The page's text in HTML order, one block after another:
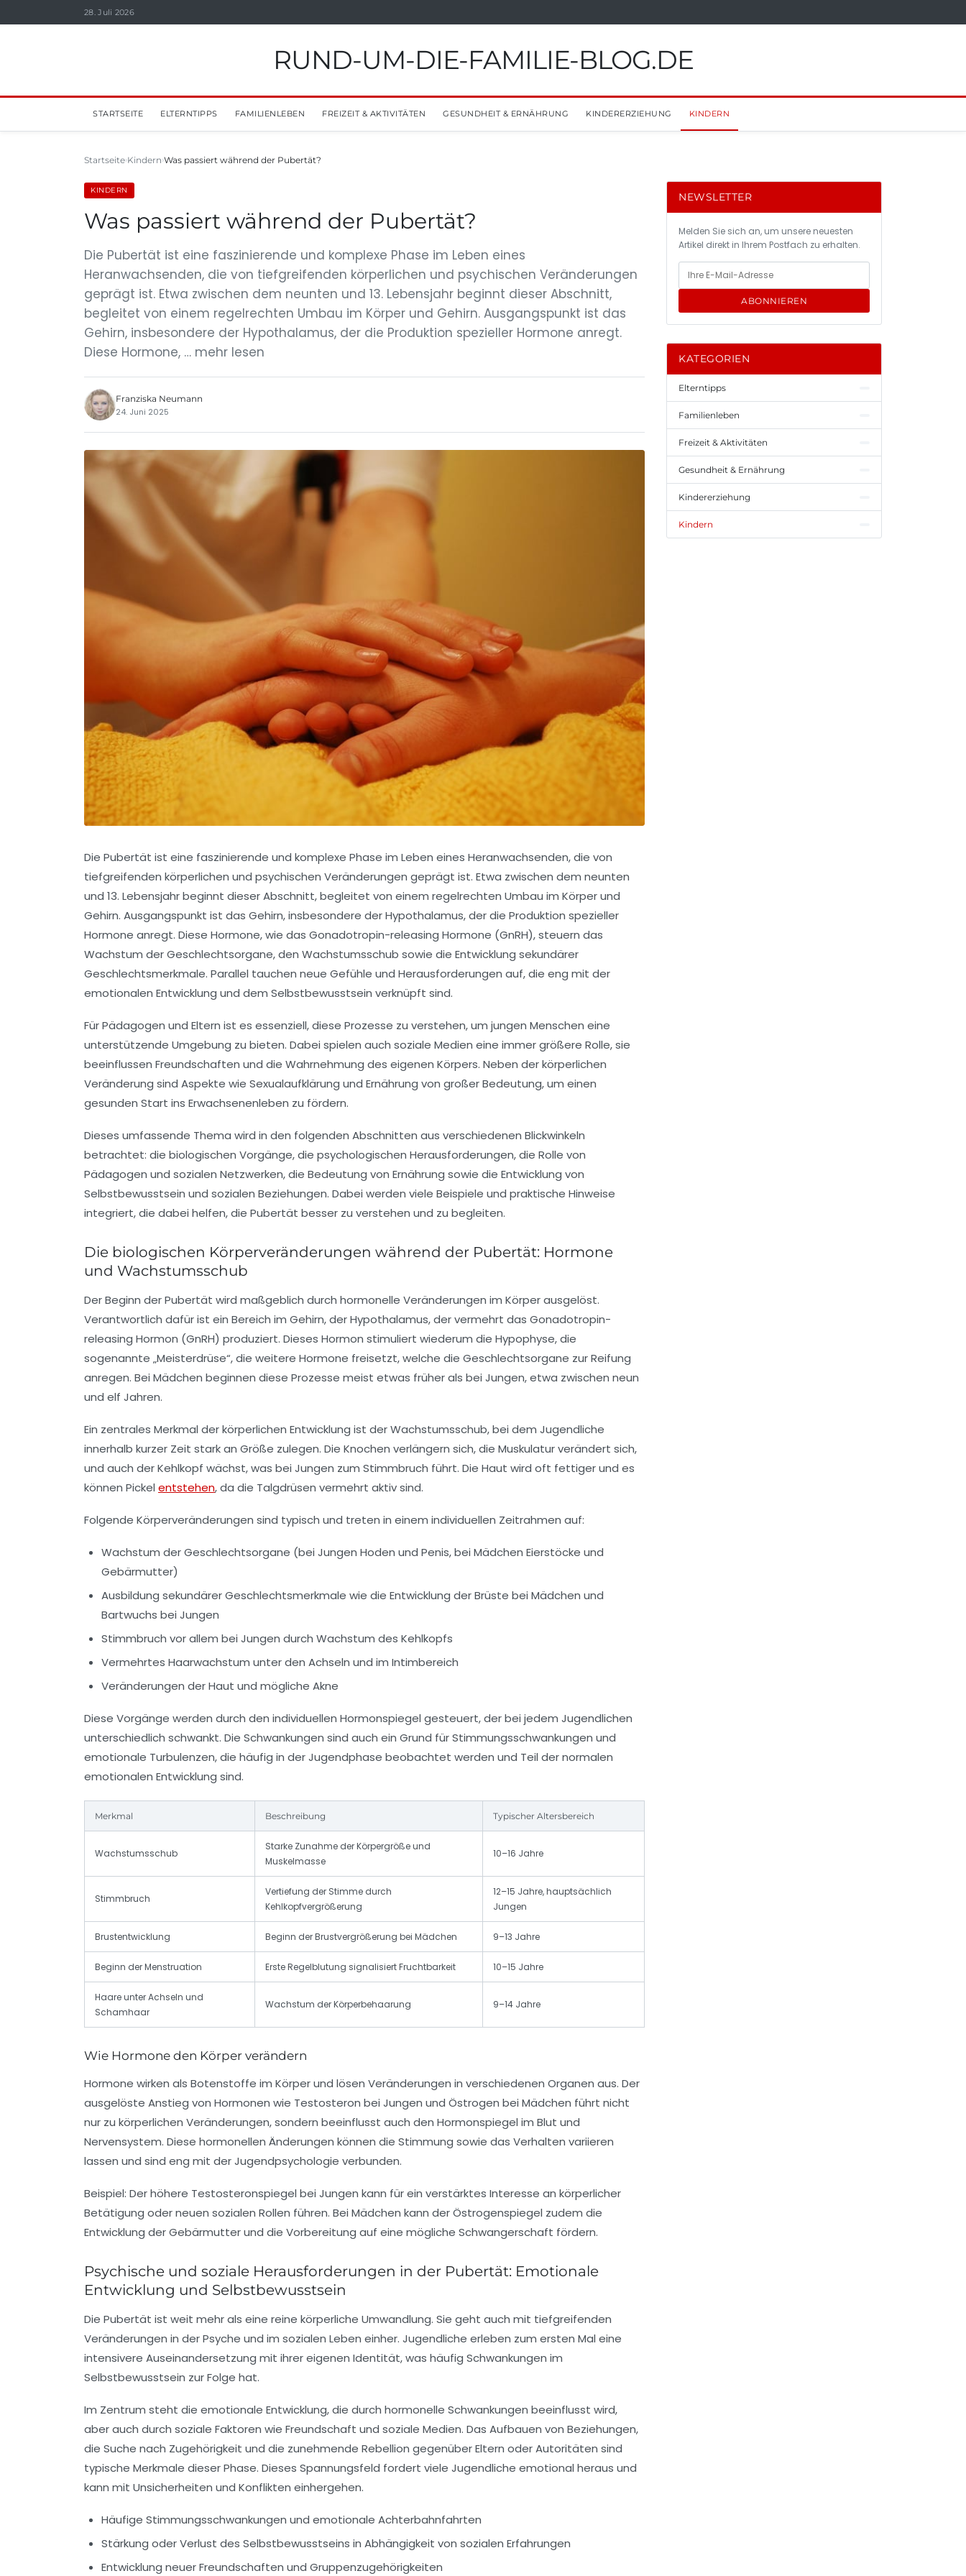
28. Juli 2026
RUND-UM-DIE-FAMILIE-BLOG.DE
STARTSEITE ELTERNTIPPS FAMILIENLEBEN FREIZEIT & AKTIVITÄTEN GESUNDHEIT & ERNÄHRUNG KINDERERZIEHUNG KINDERN
Startseite Kindern Was passiert während der Pubertät?
KINDERN
Was passiert während der Pubertät?
Die Pubertät ist eine faszinierende und komplexe Phase im Leben eines
Heranwachsenden, die von tiefgreifenden körperlichen und psychischen Veränderungen
geprägt ist. Etwa zwischen dem neunten und 13. Lebensjahr beginnt dieser Abschnitt,
begleitet von einem regelrechten Umbau im Körper und Gehirn. Ausgangspunkt ist das
Gehirn, insbesondere der Hypothalamus, der die Produktion spezieller Hormone anregt.
Diese Hormone, … mehr lesen
Franziska Neumann
24. Juni 2025
Die Pubertät ist eine faszinierende und komplexe Phase im Leben eines Heranwachsenden, die von
tiefgreifenden körperlichen und psychischen Veränderungen geprägt ist. Etwa zwischen dem neunten
und 13. Lebensjahr beginnt dieser Abschnitt, begleitet von einem regelrechten Umbau im Körper und
Gehirn. Ausgangspunkt ist das Gehirn, insbesondere der Hypothalamus, der die Produktion spezieller
Hormone anregt. Diese Hormone, wie das Gonadotropin-releasing Hormone (GnRH), steuern das
Wachstum der Geschlechtsorgane, den Wachstumsschub sowie die Entwicklung sekundärer
Geschlechtsmerkmale. Parallel tauchen neue Gefühle und Herausforderungen auf, die eng mit der
emotionalen Entwicklung und dem Selbstbewusstsein verknüpft sind.
Für Pädagogen und Eltern ist es essenziell, diese Prozesse zu verstehen, um jungen Menschen eine
unterstützende Umgebung zu bieten. Dabei spielen auch soziale Medien eine immer größere Rolle, sie
beeinflussen Freundschaften und die Wahrnehmung des eigenen Körpers. Neben der körperlichen
Veränderung sind Aspekte wie Sexualaufklärung und Ernährung von großer Bedeutung, um einen
gesunden Start ins Erwachsenenleben zu fördern.
Dieses umfassende Thema wird in den folgenden Abschnitten aus verschiedenen Blickwinkeln
betrachtet: die biologischen Vorgänge, die psychologischen Herausforderungen, die Rolle von
Pädagogen und sozialen Netzwerken, die Bedeutung von Ernährung sowie die Entwicklung von
Selbstbewusstsein und sozialen Beziehungen. Dabei werden viele Beispiele und praktische Hinweise
integriert, die dabei helfen, die Pubertät besser zu verstehen und zu begleiten.
Die biologischen Körperveränderungen während der Pubertät: Hormone
und Wachstumsschub
Der Beginn der Pubertät wird maßgeblich durch hormonelle Veränderungen im Körper ausgelöst.
Verantwortlich dafür ist ein Bereich im Gehirn, der Hypothalamus, der vermehrt das Gonadotropin-
releasing Hormon (GnRH) produziert. Dieses Hormon stimuliert wiederum die Hypophyse, die
sogenannte „Meisterdrüse“, die weitere Hormone freisetzt, welche die Geschlechtsorgane zur Reifung
anregen. Bei Mädchen beginnen diese Prozesse meist etwas früher als bei Jungen, etwa zwischen neun
und elf Jahren.
Ein zentrales Merkmal der körperlichen Entwicklung ist derWachstumsschub, bei dem Jugendliche
innerhalb kurzer Zeit stark an Größe zulegen. Die Knochen verlängern sich, die Muskulatur verändert sich,
und auch der Kehlkopf wächst, was bei Jungen zum Stimmbruch führt. Die Haut wird oft fettiger und es
können Pickel entstehen, da die Talgdrüsen vermehrt aktiv sind.
Folgende Körperveränderungen sind typisch und treten in einem individuellen Zeitrahmen auf:
Wachstum der Geschlechtsorgane (bei Jungen Hoden und Penis, bei Mädchen Eierstöcke und
Gebärmutter)
Ausbildung sekundärer Geschlechtsmerkmale wie die Entwicklung der Brüste bei Mädchen und
Bartwuchs bei Jungen
Stimmbruch vor allem bei Jungen durch Wachstum des Kehlkopfs
Vermehrtes Haarwachstum unter den Achseln und im Intimbereich
Veränderungen der Haut und mögliche Akne
Diese Vorgänge werden durch den individuellen Hormonspiegel gesteuert, der bei jedem Jugendlichen
unterschiedlich schwankt. Die Schwankungen sind auch ein Grund für Stimmungsschwankungen und
emotionale Turbulenzen, die häufig in der Jugendphase beobachtet werden und Teil der normalen
emotionalen Entwicklung sind.
Merkmal Beschreibung Typischer Altersbereich
Wachstumsschub
Starke Zunahme der Körpergröße und
Muskelmasse
10–16 Jahre
Stimmbruch
Vertiefung der Stimme durch
Kehlkopfvergrößerung
12–15 Jahre, hauptsächlich
Jungen
Brustentwicklung Beginn der Brustvergrößerung bei Mädchen 9–13 Jahre
Beginn der Menstruation Erste Regelblutung signalisiert Fruchtbarkeit 10–15 Jahre
Haare unter Achseln und
Schamhaar
Wachstum der Körperbehaarung 9–14 Jahre
Wie Hormone den Körper verändern
Hormone wirken als Botenstoffe im Körper und lösen Veränderungen in verschiedenen Organen aus. Der
ausgelöste Anstieg von Hormonen wie Testosteron bei Jungen und Östrogen bei Mädchen führt nicht
nur zu körperlichen Veränderungen, sondern beeinflusst auch den Hormonspiegel im Blut und
Nervensystem. Diese hormonellen Änderungen können die Stimmung sowie das Verhalten variieren
lassen und sind eng mit der Jugendpsychologie verbunden.
Beispiel: Der höhere Testosteronspiegel bei Jungen kann für ein verstärktes Interesse an körperlicher
Betätigung oder neuen sozialen Rollen führen. Bei Mädchen kann der Östrogenspiegel zudem die
Entwicklung der Gebärmutter und die Vorbereitung auf eine mögliche Schwangerschaft fördern.
Psychische und soziale Herausforderungen in der Pubertät: Emotionale
Entwicklung und Selbstbewusstsein
Die Pubertät ist weit mehr als eine reine körperliche Umwandlung. Sie geht auch mit tiefgreifenden
Veränderungen in der Psyche und im sozialen Leben einher. Jugendliche erleben zum ersten Mal eine
intensivere Auseinandersetzung mit ihrer eigenen Identität, was häufig Schwankungen im
Selbstbewusstsein zur Folge hat.
Im Zentrum steht die emotionale Entwicklung, die durch hormonelle Schwankungen beeinflusst wird,
aber auch durch soziale Faktoren wie Freundschaft und soziale Medien. Das Aufbauen von Beziehungen,
die Suche nach Zugehörigkeit und die zunehmende Rebellion gegenüber Eltern oder Autoritäten sind
typische Merkmale dieser Phase. Dieses Spannungsfeld fordert viele Jugendliche emotional heraus und
kann mit Unsicherheiten und Konflikten einhergehen.
Häufige Stimmungsschwankungen und emotionale Achterbahnfahrten
Stärkung oder Verlust des Selbstbewusstseins in Abhängigkeit von sozialen Erfahrungen
Entwicklung neuer Freundschaften und Gruppenzugehörigkeiten
NEWSLETTER
Melden Sie sich an, um unsere neuesten
Artikel direkt in Ihrem Postfach zu erhalten.
ABONNIEREN
KATEGORIEN
Elterntipps
Familienleben
Freizeit & Aktivitäten
Gesundheit & Ernährung
Kindererziehung
Kindern